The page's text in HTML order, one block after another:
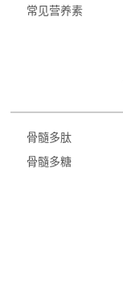
常见营养素
骨髓多肽
骨髓多糖